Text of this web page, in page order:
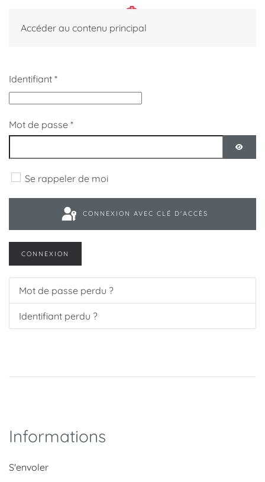
Accéder au contenu principal
Identifiant *
Mot de passe *
Se rappeler de moi
CONNEXION AVEC CLÉ D'ACCÈS
CONNEXION
Mot de passe perdu ?
Identifiant perdu ?
Informations
S'envoler